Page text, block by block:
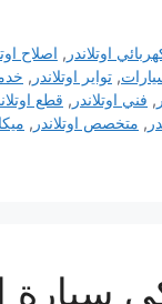
اوتلاندر , اصلاح
, تواير اوتلاندر ,
, فني اوتلاندر , قطع
, متخصص اوتلاندر ,